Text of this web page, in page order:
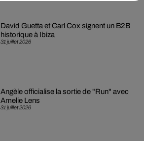
31 juillet 2026
David Guetta et Carl Cox signent un B2B
historique à Ibiza
31 juillet 2026
Angèle officialise la sortie de "Run" avec
Amelie Lens